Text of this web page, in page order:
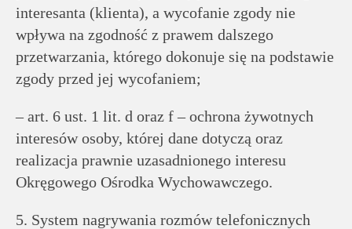
interesanta (klienta), a wycofanie zgody nie
wpływa na zgodność z prawem dalszego
przetwarzania, którego dokonuje się na podstawie
zgody przed jej wycofaniem;
– art. 6 ust. 1 lit. d oraz f – ochrona żywotnych
interesów osoby, której dane dotyczą oraz
realizacja prawnie uzasadnionego interesu
Okręgowego Ośrodka Wychowawczego.
5. System nagrywania rozmów telefonicznych